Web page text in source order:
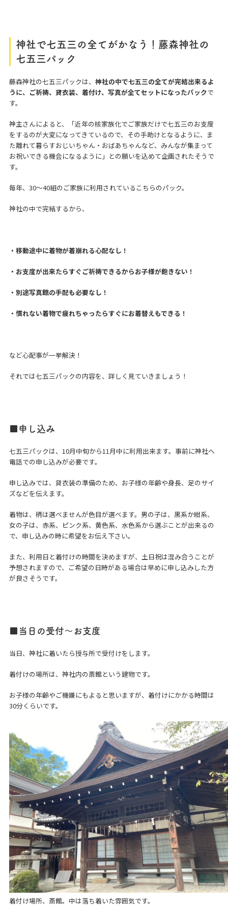
神社で七五三の全てがかなう！藤森神社の
七五三パック
藤森神社の七五三パックは、 神社の中で七五三の全てが完結出来るよ
うに、ご祈祷、貸衣装、着付け、写真が全てセットになったパックで
す。
神主さんによると、「近年の核家族化でご家族だけで七五三のお支度
をするのが大変になってきているので、その手助けとなるように、ま
た離れて暮らすおじいちゃん・おばあちゃんなど、みんなが集まって
お祝いできる機会になるように」との願いを込めて企画されたそうで
す。
毎年、30～40組のご家族に利用されているこちらのパック。
神社の中で完結するから、
・移動途中に着物が着崩れる心配なし！
・お支度が出来たらすぐご祈祷できるからお子様が飽きない！
・別途写真館の手配も必要なし！
・慣れない着物で疲れちゃったらすぐにお着替えもできる！
など心配事が一挙解決！
それでは七五三パックの内容を、詳しく見ていきましょう！
■申し込み
七五三パックは、10月中旬から11月中に利用出来ます。事前に神社へ
電話での申し込みが必要です。
申し込みでは、貸衣装の準備のため、お子様の年齢や身長、足のサイ
ズなどを伝えます。
着物は、柄は選べませんが色目が選べます。男の子は、黒系か紺系、
女の子は、赤系、ピンク系、黄色系、水色系から選ぶことが出来るの
で、申し込みの時に希望をお伝え下さい。
また、利用日と着付けの時間を決めますが、土日祝は混み合うことが
予想されますので、ご希望の日時がある場合は早めに申し込みした方
が良さそうです。
■当日の受付～お支度
当日、神社に着いたら授与所で受付けをします。
着付けの場所は、神社内の斎館という建物です。
お子様の年齢やご機嫌にもよると思いますが、着付けにかかる時間は
30分くらいです。
着付け場所、斎館。中は落ち着いた雰囲気です。